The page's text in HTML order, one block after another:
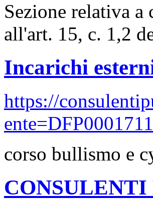
Sezione relativa
all'art. 15, c. 1,2
Incarichi
https://
corso bullismo e